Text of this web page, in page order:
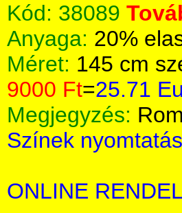
Kód: 38089
Anyaga: 20%
Méret: 145 cm
9000 Ft=25.71
Megjegyzés:
Színek
ONLINE